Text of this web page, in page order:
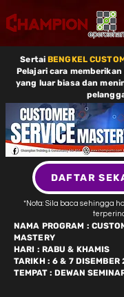
Sertai BENGKEL
Pelajari cara
yang luar biasa dan
DAFTAR
*Nota: Sila baca sehingga
NAMA PROGRAM :
MASTERY
HARI : RABU & KHAMIS
TARIKH : 6 & 7 DISEMBER
TEMPAT : DEWAN